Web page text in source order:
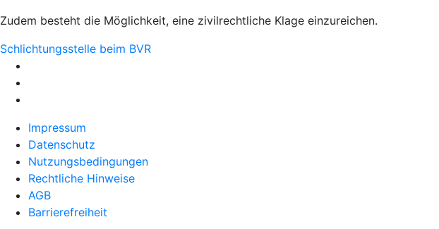
Zudem besteht die Möglichkeit, eine zivilrechtliche Klage einzureichen.
Schlichtungsstelle beim BVR
Impressum
Datenschutz
Nutzungsbedingungen
Rechtliche Hinweise
AGB
Barrierefreiheit